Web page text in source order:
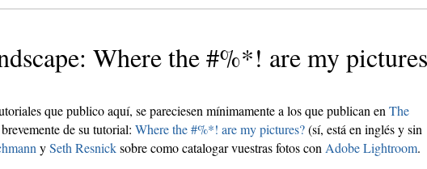
Where the #%*! are my
que publico aquí, se pareciesen mínimamente a los que publican enThe
de su tutorial:Where the #%*! are my pictures?(sí, está en inglés y sin
ySeth Resnicksobre como catalogar vuestras fotos con Adobe Lightroom.